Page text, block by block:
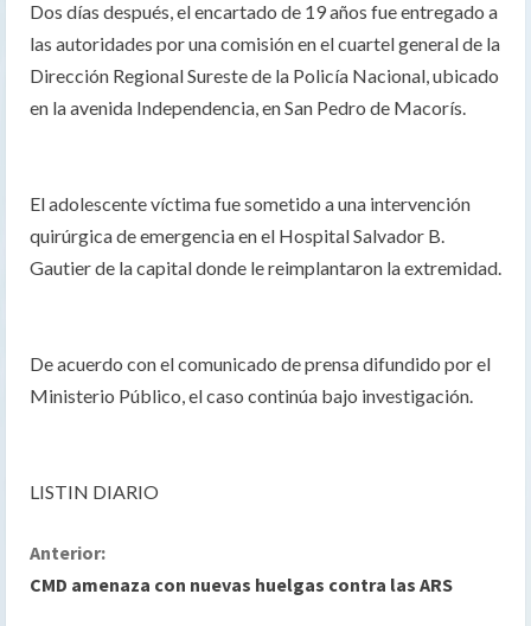
Dos días después, el encartado de 19 años fue entregado a
las autoridades por una comisión en el cuartel general de la
Dirección Regional Sureste de la Policía Nacional, ubicado
en la avenida Independencia, en San Pedro de Macorís.
El adolescente víctima fue sometido a una intervención
quirúrgica de emergencia en el Hospital Salvador B.
Gautier de la capital donde le reimplantaron la extremidad.
De acuerdo con el comunicado de prensa difundido por el
Ministerio Público, el caso continúa bajo investigación.
LISTIN DIARIO
S
Anterior:
CMD amenaza con nuevas huelgas contra las ARS